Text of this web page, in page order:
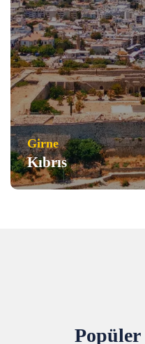
Girne
Kıbrıs
Popüler